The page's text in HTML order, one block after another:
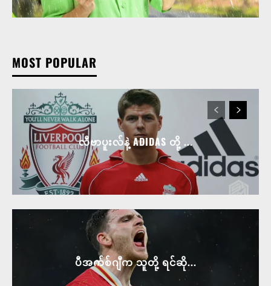
MOST POPULAR
လီဗာပူးလ်နဲ့ ADIDAS တို့ ...
ပီအက်စ်ဂျီက သူတို့ ရင်ဆို...